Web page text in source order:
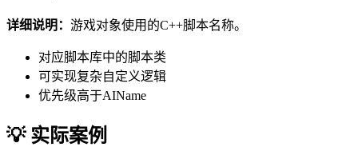
详细说明： 游戏对象使用的C++脚本名称。
对应脚本库中的脚本类
可实现复杂自定义逻辑
优先级高于AIName
💡 实际案例